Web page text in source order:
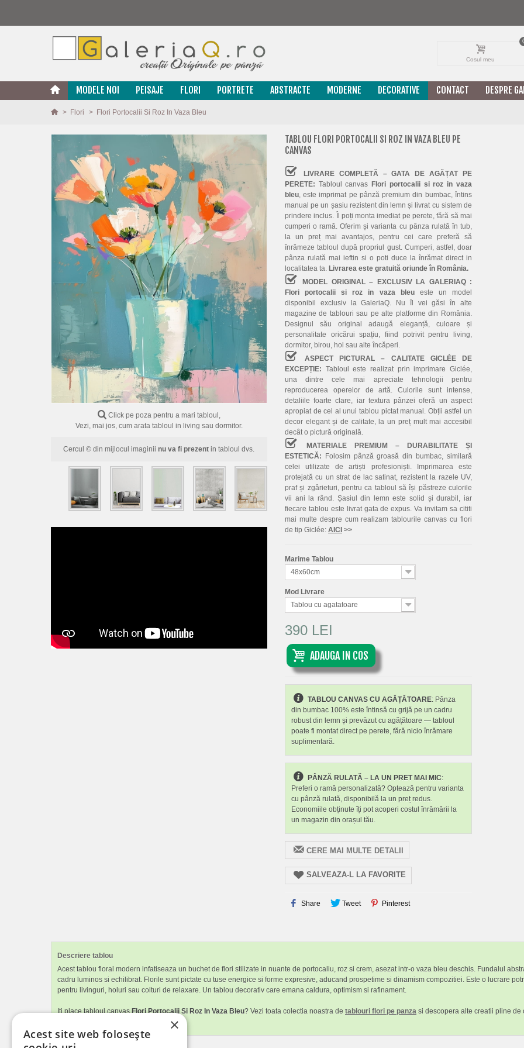
Cosul meu
MODELE NOI PEISAJE FLORI PORTRETE ABSTRACTE MODERNE DECORATIVE CONTACT DESPRE
> Flori > Flori Portocalii Si Roz In Vaza Bleu
Click pe poza pentru a mari tabloul,
Vezi, mai jos, cum arata tabloul in living sau dormitor.
Cercul © din mijlocul imaginiinu va fi prezent in tabloul dvs.
TABLOU FLORI PORTOCALII SI ROZ IN VAZA BLEU PE
CANVAS
LIVRARE COMPLETĂ – GATA DE AGĂȚAT PE
PERETE: Tabloul canvasFlori portocalii si roz in vaza
bleu, este imprimat pe pânză premium din bumbac, întins
manual pe un șasiu rezistent din lemn și livrat cu sistem de
prindere inclus. Îl poți monta imediat pe perete, fără să mai
cumperi o ramă. Oferim și varianta cu pânza rulată în tub,
la un preț mai avantajos, pentru cei care preferă să
înrămeze tabloul după propriul gust. Cumperi, astfel, doar
pânza rulată mai ieftin si o poti duce la înrămat direct in
localitatea ta. Livrarea este gratuită oriunde în România.
MODEL ORIGINAL – EXCLUSIV LA GALERIAQ :
Flori portocalii si roz in vaza bleueste un model
disponibil exclusiv la GaleriaQ. Nu îl vei găsi în alte
magazine de tablouri sau pe alte platforme din România.
Designul său original adaugă eleganță, culoare și
personalitate oricărui spațiu, fiind potrivit pentru living,
dormitor, birou, hol sau alte încăperi.
ASPECT PICTURAL – CALITATE GICLÉE DE
EXCEPȚIE: Tabloul este realizat prin imprimare Giclée,
una dintre cele mai apreciate tehnologii pentru
reproducerea operelor de artă. Culorile sunt intense,
detaliile foarte clare, iar textura pânzei oferă un aspect
apropiat de cel al unui tablou pictat manual. Obții astfel un
decor elegant și de calitate, la un preț mult mai accesibil
decât o pictură originală.
MATERIALE PREMIUM – DURABILITATE ȘI
ESTETICĂ: Folosim pânză groasă din bumbac, similară
celei utilizate de artiști profesioniști. Imprimarea este
protejată cu un strat de lac satinat, rezistent la razele UV,
praf și zgârieturi, pentru ca tabloul să își păstreze culorile
vii ani la rând. Șasiul din lemn este solid și durabil, iar
fiecare tablou este livrat gata de expus. Va invitam sa cititi
mai multe despre cum realizam tablourile canvas cu flori
de tip Giclée: AICI>>
Marime Tablou
48x60cm
Mod Livrare
Tablou cu agatatoare
390 LEI
ADAUGA IN COS
TABLOU CANVAS CU AGĂȚĂTOARE: Pânza
din bumbac 100% este întinsă cu grijă pe un cadru
robust din lemn și prevăzut cu agățătoare — tabloul
poate fi montat direct pe perete, fără nicio înrămare
suplimentară.
PÂNZĂ RULATĂ – LA UN PRET MAI MIC:
Preferi o ramă personalizată? Optează pentru varianta
cu pânză rulată, disponibilă la un preț redus.
Economiile obținute îți pot acoperi costul înrămării la
un magazin din orașul tău.
CERE MAI MULTE DETALII
SALVEAZA-L LA FAVORITE
Share Tweet Pinterest
Descriere tablou
Acest tablou floral modern infatiseaza un buchet de flori stilizate in nuante de portocaliu, roz si crem, asezat intr-o vaza bleu deschis. Fundalul
cadru luminos si echilibrat. Florile sunt pictate cu tuse energice si forme expresive, aducand prospetime si dinamism compozitiei. Este o lucrare
pentru livinguri, holuri sau colturi de relaxare. Un tablou decorativ care emana caldura, optimism si rafinament.
Iti place tabloul canvasFlori Portocalii Si Roz In Vaza Bleu? Vezi toata colectia noastra de tablouri flori pe panza si descopera alte creatii pline de
×
Acest site web folosește